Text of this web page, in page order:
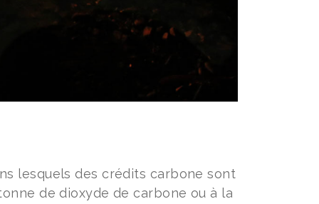
lesquels des crédits carbone sont
de dioxyde de carbone ou à la